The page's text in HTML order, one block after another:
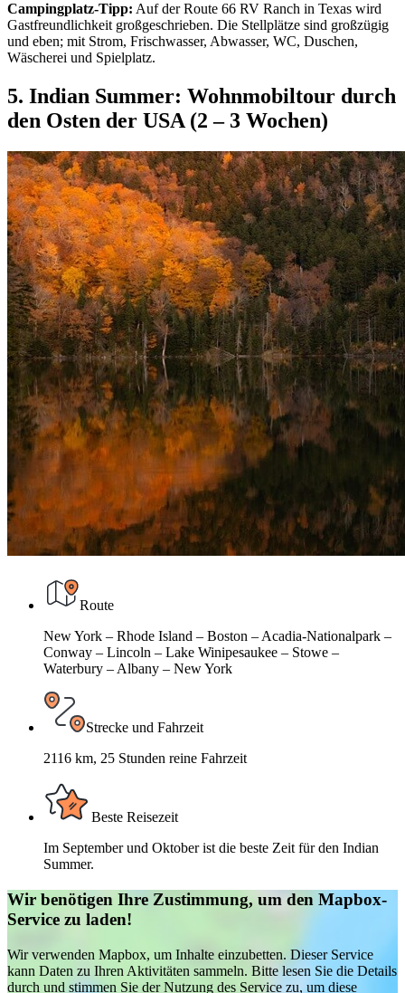
Campingplatz-Tipp: Auf der Route 66 RV Ranch in Texas wird
Gastfreundlichkeit großgeschrieben. Die Stellplätze sind großzügig
und eben; mit Strom, Frischwasser, Abwasser, WC, Duschen,
Wäscherei und Spielplatz.
5. Indian Summer: Wohnmobiltour durch
den Osten der USA (2 – 3 Wochen)
Route
New York – Rhode Island – Boston – Acadia-Nationalpark –
Conway – Lincoln – Lake Winipesaukee – Stowe –
Waterbury – Albany – New York
Strecke und Fahrzeit
2116 km, 25 Stunden reine Fahrzeit
Beste Reisezeit
Im September und Oktober ist die beste Zeit für den Indian
Summer.
Wir benötigen Ihre Zustimmung, um den Mapbox-
Service zu laden!
Wir verwenden Mapbox, um Inhalte einzubetten. Dieser Service
kann Daten zu Ihren Aktivitäten sammeln. Bitte lesen Sie die Details
durch und stimmen Sie der Nutzung des Service zu, um diese